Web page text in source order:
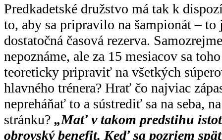
Predkadetské družstvo má tak k
to, aby sa pripravilo na šampionát – to
dostatočná časová rezerva.
nepoznáme, ale za 15 mesiacov sa
teoreticky pripraviť na všetkých
hlavného trénera? Hrať čo najviac
nepreháňať to a sústrediť sa na seba,
stránku? „Mať v takom predstihu
obrovský benefit. Keď sa pozriem